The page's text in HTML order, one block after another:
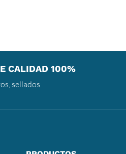
CALIDAD 100%
sellados